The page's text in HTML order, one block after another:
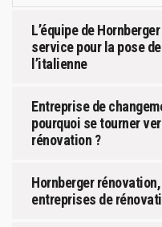
L’équipe de
service pour la pose
l’italienne
Entreprise de
pourquoi se tourner
rénovation ?
Hornberger
entreprises de